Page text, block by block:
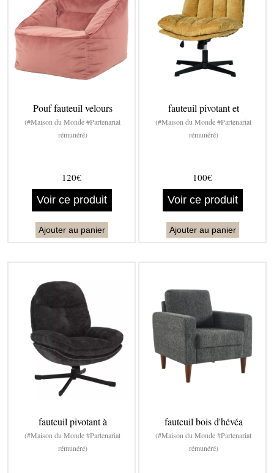
Pouf fauteuil velours
(#Maison du Monde #Partenariat
rémunéré)
120€
Voir ce produit
Ajouter au panier
fauteuil pivotant et
(#Maison du Monde #Partenariat
rémunéré)
100€
Voir ce produit
Ajouter au panier
fauteuil pivotant à
(#Maison du Monde #Partenariat
rémunéré)
fauteuil bois d'hévéa
(#Maison du Monde #Partenariat
rémunéré)